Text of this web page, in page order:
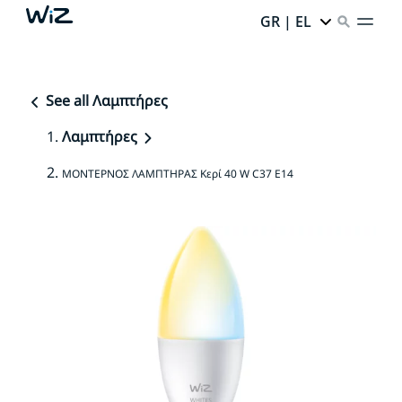
GR | EL
See all Λαμπτήρες
Λαμπτήρες
ΜΟΝΤΕΡΝΟΣ ΛΑΜΠΤΗΡΑΣ Κερί 40 W C37 E14